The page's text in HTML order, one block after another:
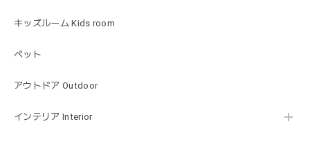
キッズルーム Kids room
ペット
アウトドア Outdoor
インテリア Interior
可愛いファーストトイが届きました！ ありがとうございま